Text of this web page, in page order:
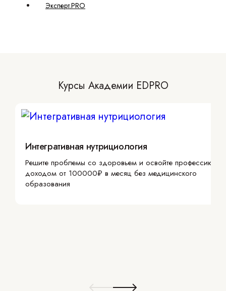
Эксперт.PRO
Курсы Академии EDPRO
Интегративная нутрициология
Решите проблемы со здоровьем и освойте профессию с
доходом от 100000₽ в месяц без медицинского
образования